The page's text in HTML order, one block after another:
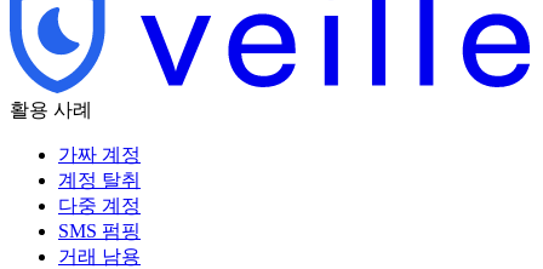
활용 사례
가짜 계정
계정 탈취
다중 계정
SMS 펌핑
거래 남용